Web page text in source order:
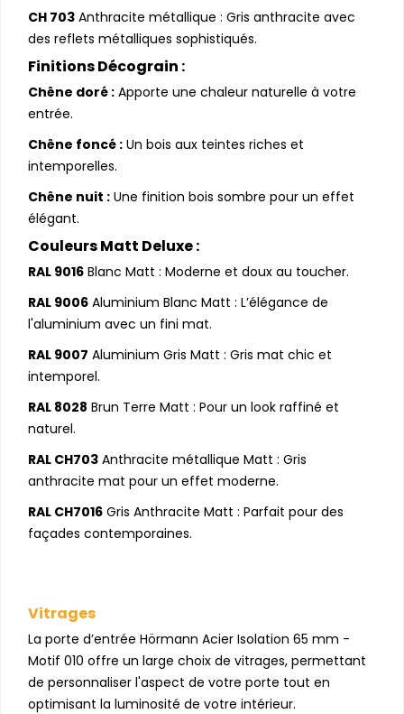
CH 703 Anthracite métallique : Gris anthracite avec
des reflets métalliques sophistiqués.
Finitions Décograin :
Chêne doré : Apporte une chaleur naturelle à votre
entrée.
Chêne foncé : Un bois aux teintes riches et
intemporelles.
Chêne nuit : Une finition bois sombre pour un effet
élégant.
Couleurs Matt Deluxe :
RAL 9016 Blanc Matt : Moderne et doux au toucher.
RAL 9006 Aluminium Blanc Matt : L’élégance de
l'aluminium avec un fini mat.
RAL 9007 Aluminium Gris Matt : Gris mat chic et
intemporel.
RAL 8028 Brun Terre Matt : Pour un look raffiné et
naturel.
RAL CH703 Anthracite métallique Matt : Gris
anthracite mat pour un effet moderne.
RAL CH7016 Gris Anthracite Matt : Parfait pour des
façades contemporaines.
Vitrages
La porte d’entrée Hörmann Acier Isolation 65 mm -
Motif 010 offre un large choix de vitrages, permettant
de personnaliser l'aspect de votre porte tout en
optimisant la luminosité de votre intérieur.